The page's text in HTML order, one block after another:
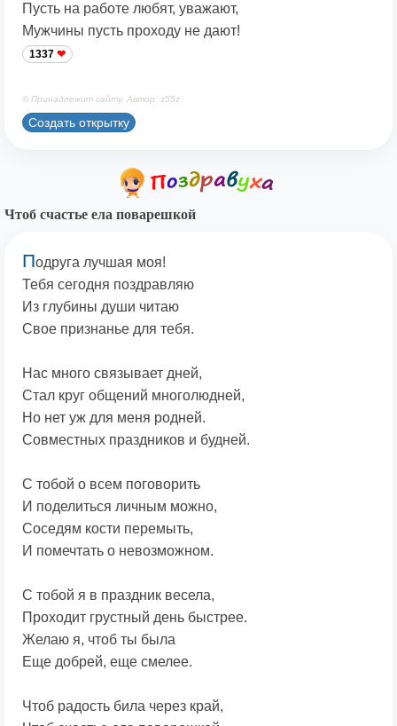
Пусть на работе любят, уважают,
Мужчины пусть проходу не дают!
1337
© Принадлежит сайту. Автор: z55z
Создать открытку
Чтоб счастье ела поварешкой
Подруга лучшая моя!
Тебя сегодня поздравляю
Из глубины души читаю
Свое признанье для тебя.
Нас много связывает дней,
Стал круг общений многолюдней,
Но нет уж для меня родней.
Совместных праздников и будней.
С тобой о всем поговорить
И поделиться личным можно,
Соседям кости перемыть,
И помечтать о невозможном.
С тобой я в праздник весела,
Проходит грустный день быстрее.
Желаю я, чтоб ты была
Еще добрей, еще смелее.
Чтоб радость била через край,